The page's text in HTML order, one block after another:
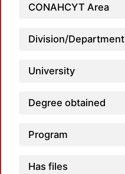
CONAHCYT Area
Division/Department
University
Degree obtained
Program
Has files